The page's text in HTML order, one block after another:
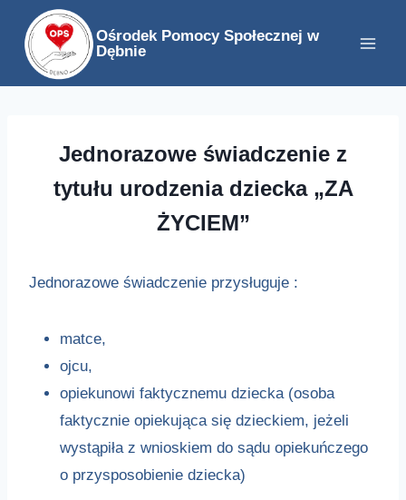
Przejdź
treści
Ośrodek Pomocy Społecznej w
Dębnie
Jednorazowe świadczenie z
tytułu urodzenia dziecka „ZA
ŻYCIEM”
Jednorazowe świadczenie przysługuje :
matce,
ojcu,
opiekunowi faktycznemu dziecka (osoba
faktycznie opiekująca się dzieckiem, jeżeli
wystąpiła z wnioskiem do sądu opiekuńczego
o przysposobienie dziecka)